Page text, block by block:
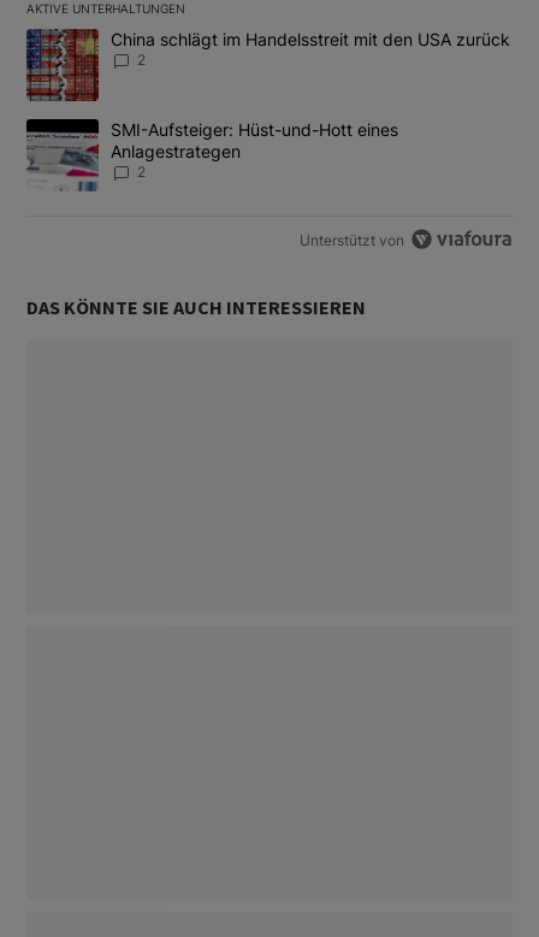
AKTIVE UNTERHALTUNGEN
Das Folgende ist eine Liste der am meisten kommentierten
Ein Trendartikel mit dem Titel "China schlägt im Handelsstreit
China schlägt im Handelsstreit mit den USA zurück
2
Ein Trendartikel mit dem Titel "SMI-Aufsteiger: Hüst-und-Hott
SMI-Aufsteiger: Hüst-und-Hott eines
Anlagestrategen
2
Unterstützt von
DAS KÖNNTE SIE AUCH INTERESSIEREN